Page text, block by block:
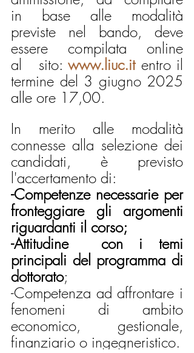
in base alle modalità
previste  nel  bando,  deve
essere   compilata   online
al   sito: www.liuc.it entro il
termine del 3 giugno 2025
alle ore 17,00.
In merito alle modalità
connesse alla selezione dei
candidati, è previsto
l'accertamento di:
-Competenze necessarie per
fronteggiare gli argomenti
riguardanti il corso;
-Attitudine  con i temi
principali del programma di
dottorato;
-Competenza ad affrontare i
fenomeni di ambito
economico, gestionale,
finanziario o ingegneristico.